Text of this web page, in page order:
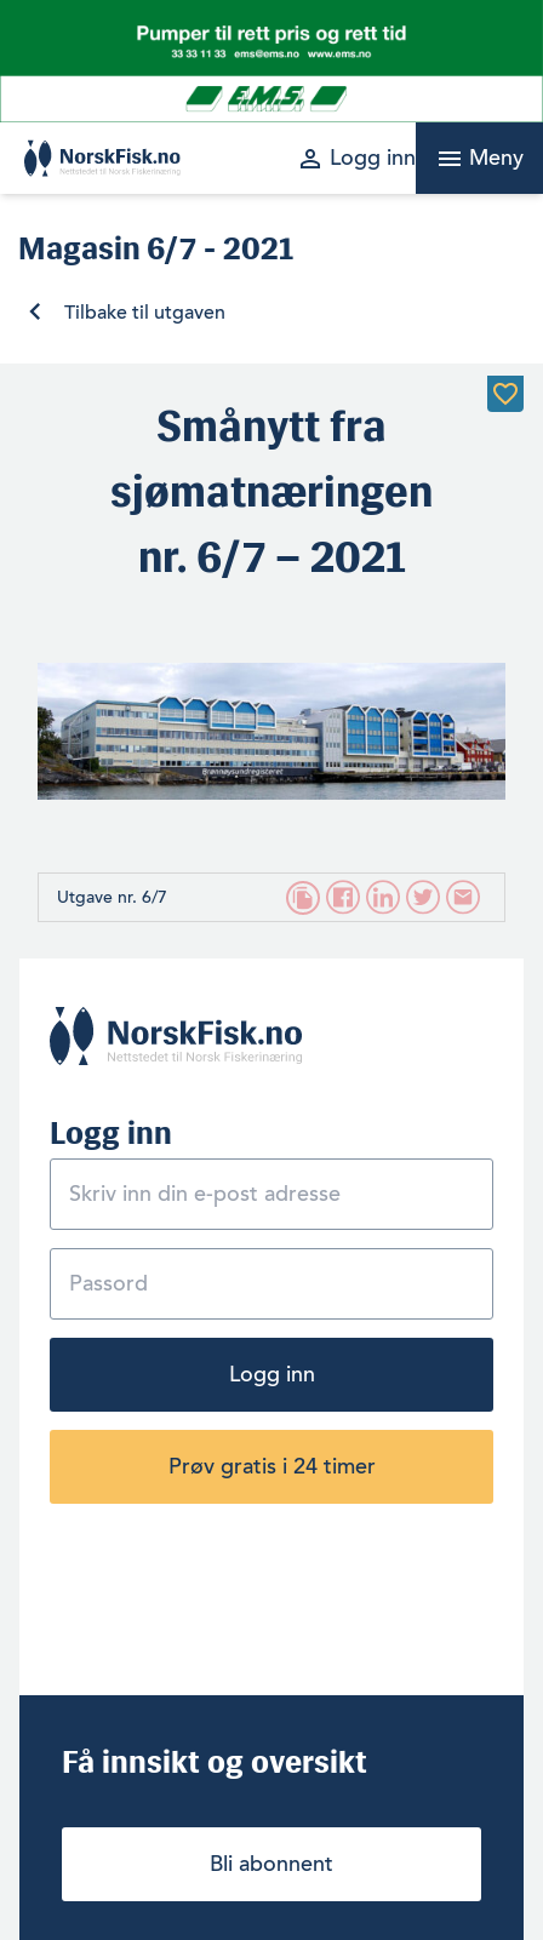
content
perm_identity Logg inn menu Meny
Magasin 6/7 - 2021
Tilbake til utgaven
Smånytt fra
sjømatnæringen
nr. 6/7 – 2021
Utgave nr. 6/7
Logg inn
Logg inn
Prøv gratis i 24 timer
Få innsikt og oversikt
Bli abonnent